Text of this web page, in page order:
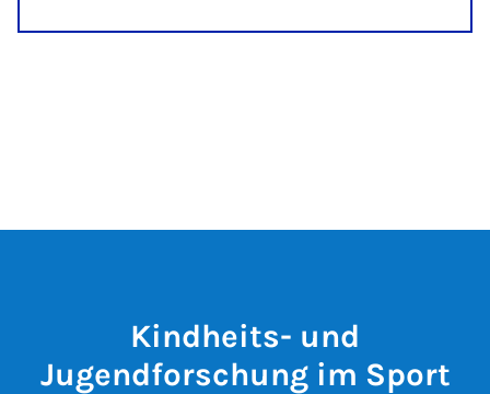
Kindheits- und
Jugendforschung im Sport